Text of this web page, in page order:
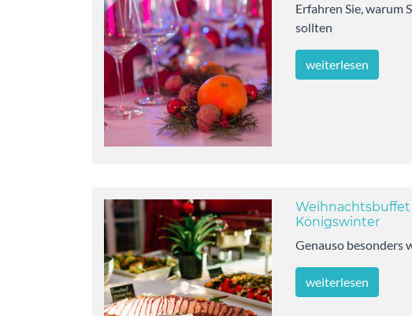
Erfahren Sie, warum
sollten
weiterlesen
Königswinter
Genauso besonders
weiterlesen